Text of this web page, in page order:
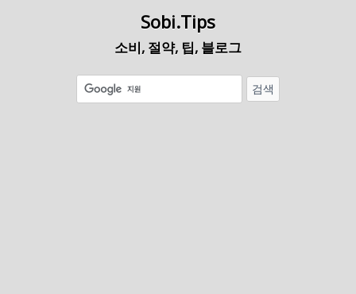
Sobi.Tips
소비, 절약, 팁, 블로그